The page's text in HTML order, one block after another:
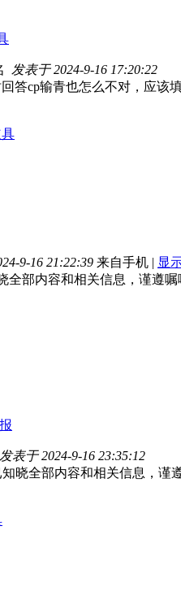
发表于 2024-9-16 17:20:22
答cp输青也怎么不对，应该
9-16 21:22:39 来自手机 | 显
全部内容和相关信息，谨遵嘱
发表于 2024-9-16 23:35:12
晓全部内容和相关信息，谨